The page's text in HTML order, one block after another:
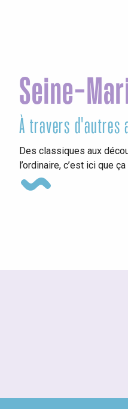
Seine-
À travers d'autres
Des classiques aux
l’ordinaire, c’est ici que